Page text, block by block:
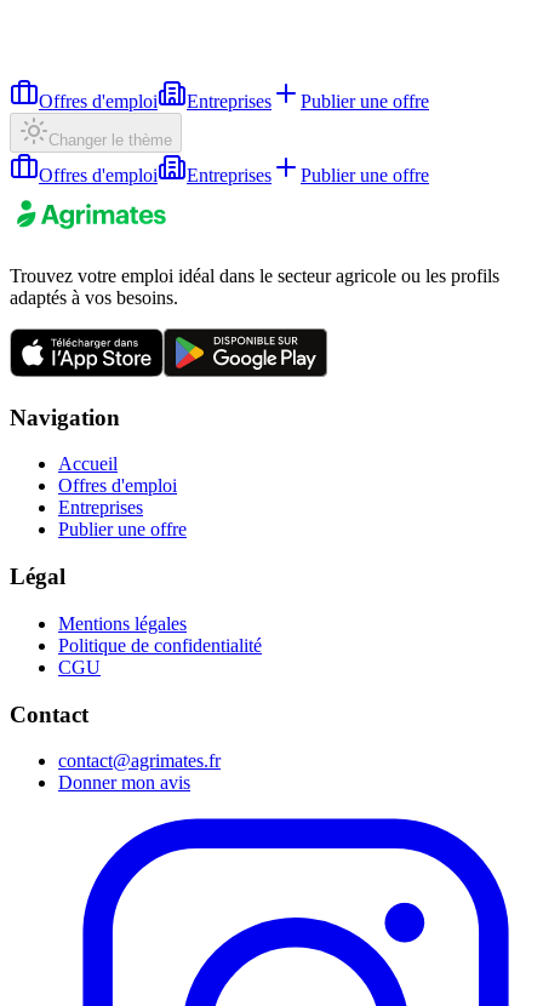
Offres d'emploi Entreprises Publier une offre
Changer le thème
Offres d'emploi Entreprises Publier une offre
Trouvez votre emploi idéal dans le secteur agricole ou les profils
adaptés à vos besoins.
Navigation
Accueil
Offres d'emploi
Entreprises
Publier une offre
Légal
Mentions légales
Politique de confidentialité
CGU
Contact
contact@agrimates.fr
Donner mon avis